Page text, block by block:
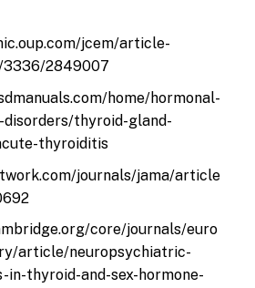
jcem/article-
2849007
home/hormonal-
thyroid-gland-
thyroiditis
journals/jama/article
core/journals/euro
article/neuropsychiatric-
in-thyroid-and-sex-hormone-